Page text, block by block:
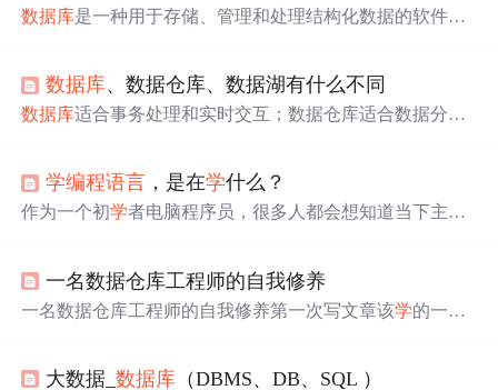
数据库是一种用于存储、管理和处理结构化数据的软件系
表格形式存储，可以通过SQL等查询语言进行访问和操
作。数据库通常用于在线事务处理（OLTP）场景，例如管
数据库、数据仓库、数据湖有什么不同
数据库适合事务处理和实时交互；数据仓库适合数据分析
或者将它们结合使用，以实现最佳的数据管理和分析效
果。数据库、数据仓库和数据湖各有其独特的优势和适用
需要处理大规模原始数据的场景，可以选择数据湖；对于
需要高效分析和决策支持的场景，则可以选择数据仓库；
而对于需要事务处理和实时查询的场景，则可以选择
学编程语言 ，是在学什么？
作为一个初学者电脑程序员，很多人都会想知道当下主流
想用代码完成的事情。 今天就和大家介绍 Python、Java、
Ruby/on Rails、C、C++ 和 Swift 语言，探索它们的工作方
于计算大量数据以及从大型图书馆和
数据库
中提取数据非
一名数据仓库工程师的自我修养
一名数据仓库工程师的自我修养第一次写文章该学的一些
考的！！！！！！！）第二部分：编程语言 类第三部分：
大数据_数据库 （DBMS、DB、SQL ）